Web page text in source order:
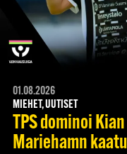
01.08.2026
MIEHET, UUTISET
TPS dominoi
Mariehamn